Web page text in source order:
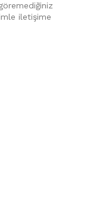
iletişime